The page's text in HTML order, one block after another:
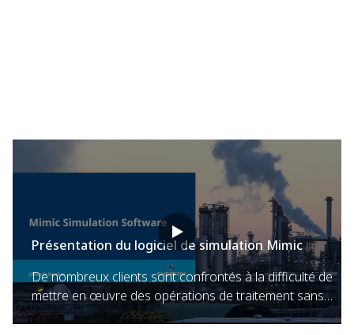
Présentation du logiciel de simulation Mimic
De nombreux clients sont confrontés à la difficulté de
mettre en œuvre des opérations de traitement sans
causer de problèmes opérationnels. Le logiciel de